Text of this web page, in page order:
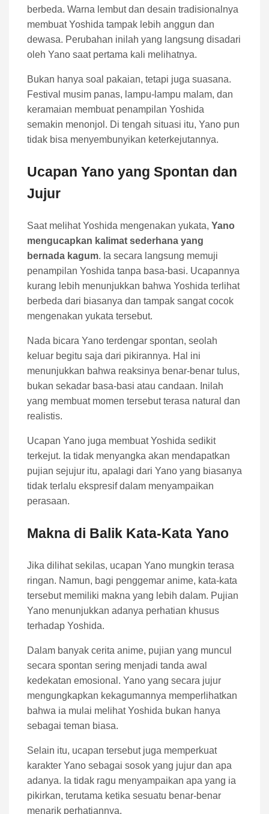
berbeda. Warna lembut dan desain tradisionalnya
membuat Yoshida tampak lebih anggun dan
dewasa. Perubahan inilah yang langsung disadari
oleh Yano saat pertama kali melihatnya.
Bukan hanya soal pakaian, tetapi juga suasana.
Festival musim panas, lampu-lampu malam, dan
keramaian membuat penampilan Yoshida
semakin menonjol. Di tengah situasi itu, Yano pun
tidak bisa menyembunyikan keterkejutannya.
Ucapan Yano yang Spontan dan
Jujur
Saat melihat Yoshida mengenakan yukata, Yano
mengucapkan kalimat sederhana yang
bernada kagum. Ia secara langsung memuji
penampilan Yoshida tanpa basa-basi. Ucapannya
kurang lebih menunjukkan bahwa Yoshida terlihat
berbeda dari biasanya dan tampak sangat cocok
mengenakan yukata tersebut.
Nada bicara Yano terdengar spontan, seolah
keluar begitu saja dari pikirannya. Hal ini
menunjukkan bahwa reaksinya benar-benar tulus,
bukan sekadar basa-basi atau candaan. Inilah
yang membuat momen tersebut terasa natural dan
realistis.
Ucapan Yano juga membuat Yoshida sedikit
terkejut. Ia tidak menyangka akan mendapatkan
pujian sejujur itu, apalagi dari Yano yang biasanya
tidak terlalu ekspresif dalam menyampaikan
perasaan.
Makna di Balik Kata-Kata Yano
Jika dilihat sekilas, ucapan Yano mungkin terasa
ringan. Namun, bagi penggemar anime, kata-kata
tersebut memiliki makna yang lebih dalam. Pujian
Yano menunjukkan adanya perhatian khusus
terhadap Yoshida.
Dalam banyak cerita anime, pujian yang muncul
secara spontan sering menjadi tanda awal
kedekatan emosional. Yano yang secara jujur
mengungkapkan kekagumannya memperlihatkan
bahwa ia mulai melihat Yoshida bukan hanya
sebagai teman biasa.
Selain itu, ucapan tersebut juga memperkuat
karakter Yano sebagai sosok yang jujur dan apa
adanya. Ia tidak ragu menyampaikan apa yang ia
pikirkan, terutama ketika sesuatu benar-benar
menarik perhatiannya.